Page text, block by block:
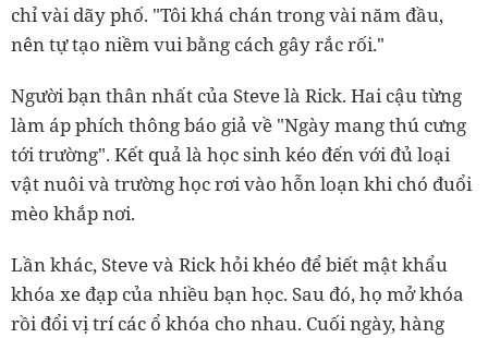
chỉ vài dãy phố. "Tôi khá chán trong vài năm đầu,
nên tự tạo niềm vui bằng cách gây rắc rối."
Người bạn thân nhất của Steve là Rick. Hai cậu từng
làm áp phích thông báo giả về "Ngày mang thú cưng
tới trường". Kết quả là học sinh kéo đến với đủ loại
vật nuôi và trường học rơi vào hỗn loạn khi chó đuổi
mèo khắp nơi.
Lần khác, Steve và Rick hỏi khéo để biết mật khẩu
khóa xe đạp của nhiều bạn học. Sau đó, họ mở khóa
rồi đổi vị trí các ổ khóa cho nhau. Cuối ngày, hàng